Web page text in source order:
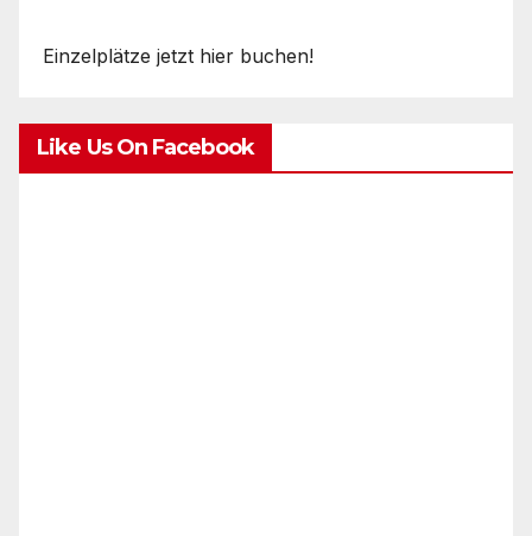
Einzelplätze jetzt hier buchen!
Like Us On Facebook